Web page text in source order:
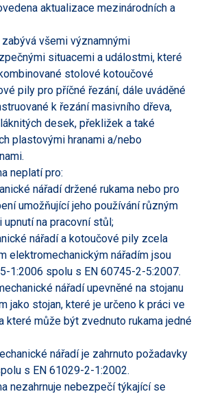
aktualizace mezinárodních a
všemi významnými
situacemi a událostmi, které
stolové kotoučové
pily pro příčné řezání, dále uváděné
k řezání masivního dřeva,
desek, překližek a také
plastovými hranami a/nebo
neplatí pro:
nářadí držené rukama nebo pro
umožňující jeho používání různým
upnutí na pracovní stůl;
nářadí a kotoučové pily zcela
elektromechanickým nářadím jsou
1:2006 spolu s EN 60745-2-5:2007.
nářadí upevněné na stojanu
jako stojan, které je určeno k práci ve
které může být zvednuto rukama jedné
nářadí je zahrnuto požadavky
s EN 61029-2-1:2002.
nezahrnuje nebezpečí týkající se